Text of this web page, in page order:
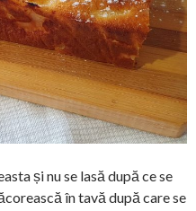
și nu se lasă după ce se
în tavă după care se